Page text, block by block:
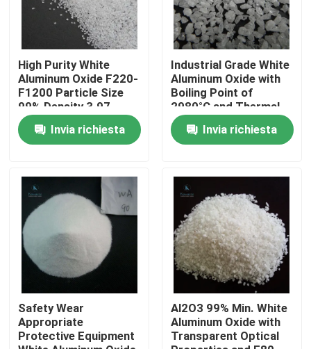
Casa.
Su di noi
Visita alla fabbrica
Controllo della qualità
Contattaci
High Purity White
Aluminum Oxide F220-
F1200 Particle Size
99% Density 3.97
G/cm3 for Thermal
Conductive Materials
Invia richiesta
Industrial Grade White
Aluminum Oxide with
Boiling Point of
2980°C and Thermal
Conductivity of 30
W/mK Invia richiesta
Safety Wear
Appropriate
Protective Equipment
Al2O3 99% Min. White
Aluminum Oxide with
Transparent Optical